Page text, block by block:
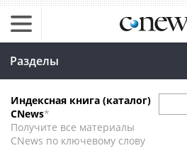
Разделы
Индексная книга (каталог)
CNews*
Получите все материалы
CNews по ключевому слову